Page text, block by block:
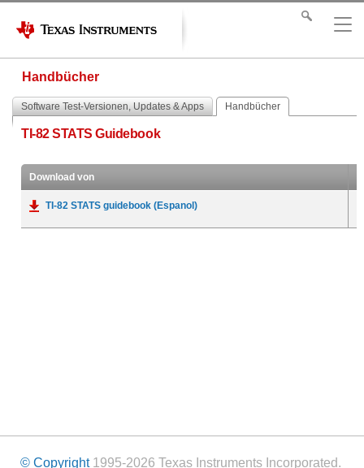
Handbücher
Software Test-Versionen, Updates & Apps Handbücher
TI-82 STATS Guidebook
Download von
TI-82 STATS guidebook (Espanol)
© Copyright1995-2026 Texas Instruments Incorporated.